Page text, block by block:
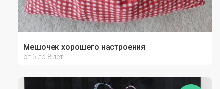
Мешочек хорошего настроения
от 5 до 8 лет